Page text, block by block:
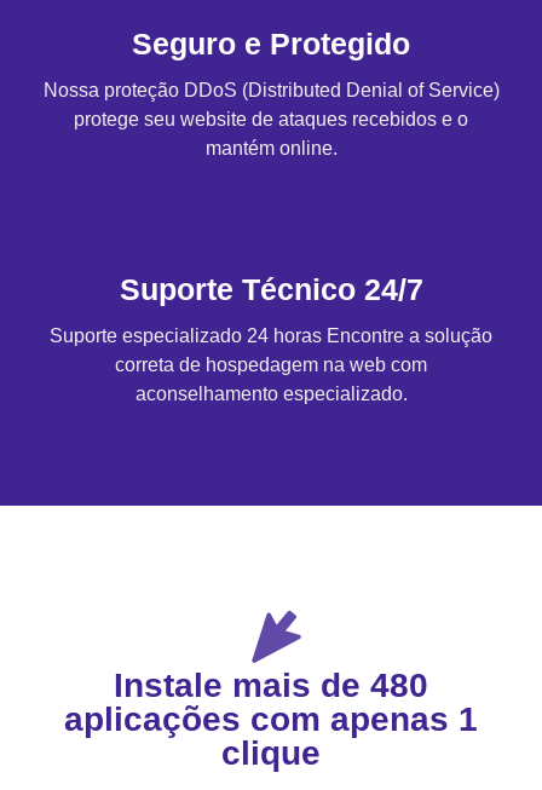
Seguro e Protegido
Nossa proteção DDoS (Distributed Denial of Service)
protege seu website de ataques recebidos e o
mantém online.
Suporte Técnico 24/7
Suporte especializado 24 horas Encontre a solução
correta de hospedagem na web com
aconselhamento especializado.
Instale mais de 480
aplicações com apenas 1
clique